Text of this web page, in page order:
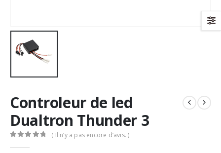
Controleur de led
Dualtron Thunder 3
( Il n’y a pas encore d’avis. )